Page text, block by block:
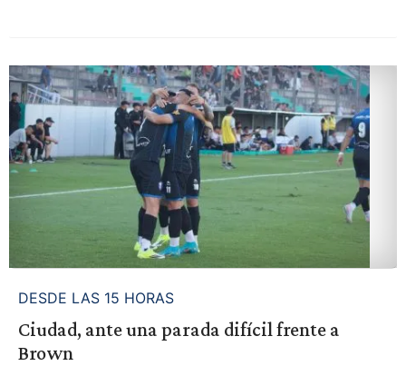
DESDE LAS 15 HORAS
Ciudad, ante una parada difícil frente a
Brown